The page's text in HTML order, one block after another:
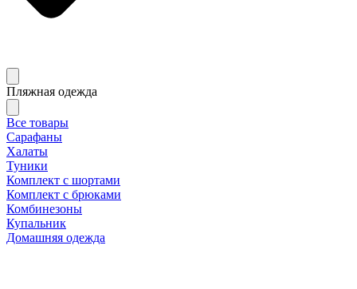
Пляжная одежда
Все товары
Сарафаны
Халаты
Туники
Комплект с шортами
Комплект с брюками
Комбинезоны
Купальник
Домашняя одежда